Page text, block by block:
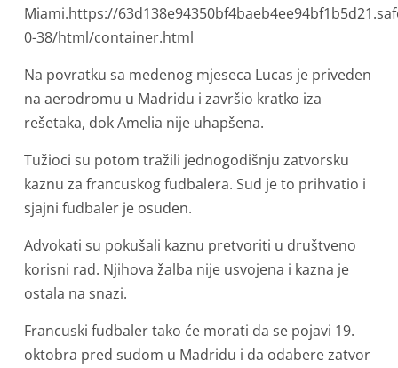
Miami.https://
0-38/html/container.html
Na povratku sa medenog mjeseca Lucas je priveden
na aerodromu u Madridu i završio kratko iza
rešetaka, dok Amelia nije uhapšena.
Tužioci su potom tražili jednogodišnju zatvorsku
kaznu za francuskog fudbalera. Sud je to prihvatio i
sjajni fudbaler je osuđen.
Advokati su pokušali kaznu pretvoriti u društveno
korisni rad. Njihova žalba nije usvojena i kazna je
ostala na snazi.
Francuski fudbaler tako će morati da se pojavi 19.
oktobra pred sudom u Madridu i da odabere zatvor